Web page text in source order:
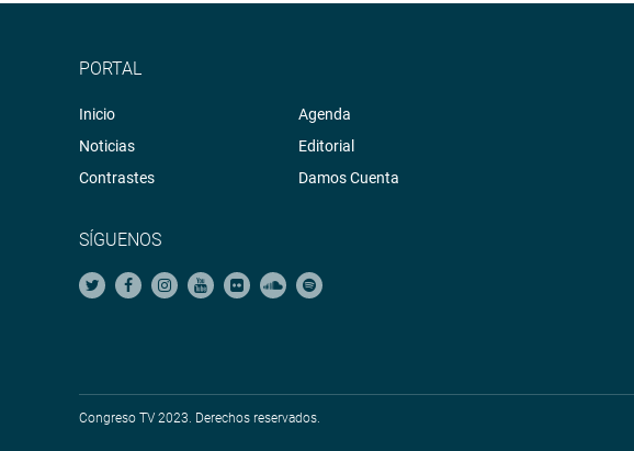
PORTAL
Inicio
Noticias
Contrastes
Agenda
Editorial
Damos Cuenta
SÍGUENOS
Congreso TV 2023. Derechos reservados.